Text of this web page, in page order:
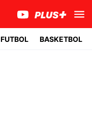
FUTBOL BASKETBOL